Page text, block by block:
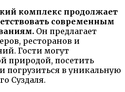
комплекс продолжает
современным
Он предлагает
ресторанов и
Гости могут
природой, посетить
погрузиться в уникальную
Суздаля.